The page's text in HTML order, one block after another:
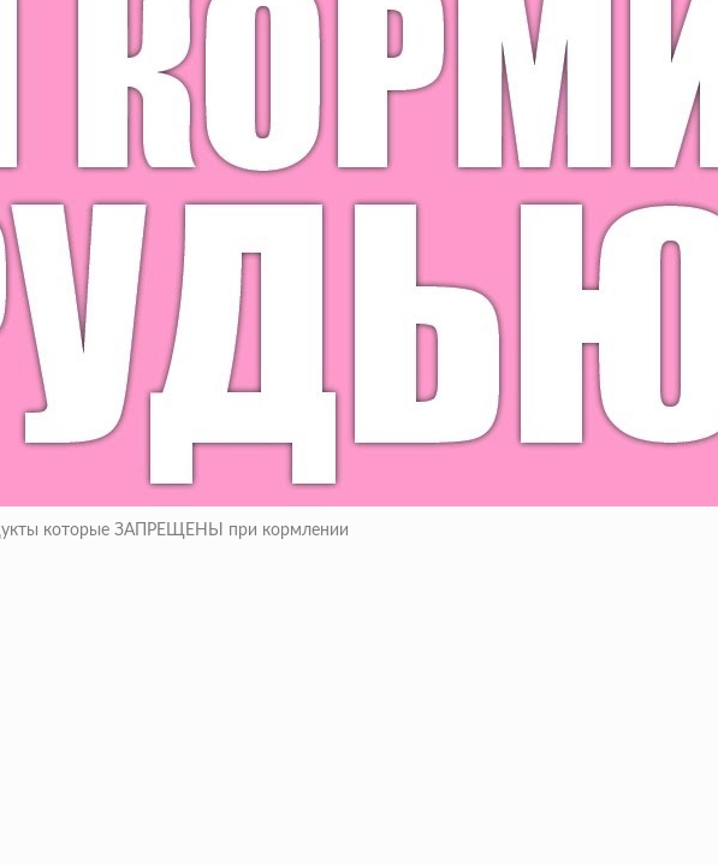
которые ЗАПРЕЩЕНЫ при кормлении